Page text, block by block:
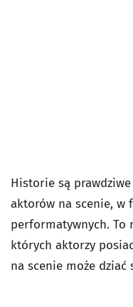
Historie są
aktorów na scenie, w
performatywnych. To
których aktorzy
na scenie może dziać